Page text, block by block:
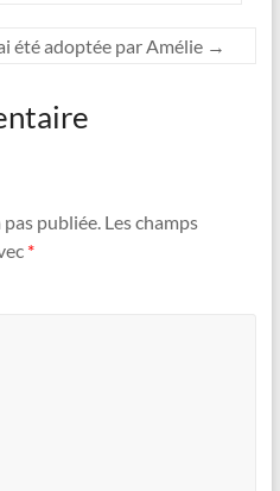
été adoptée par Amélie →
publiée. Les champs
*